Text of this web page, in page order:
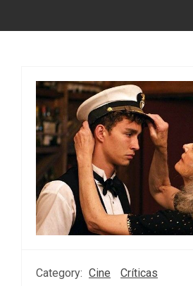
Category: Cine Críticas